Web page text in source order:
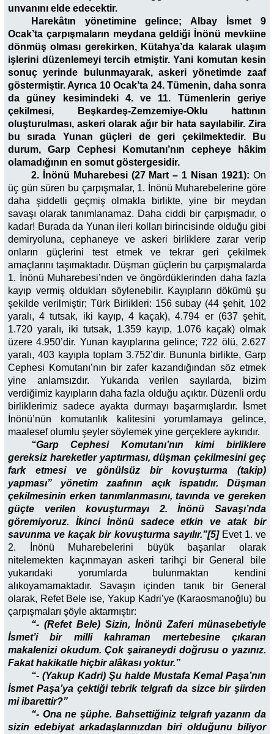
unvanını elde edecektir.
Harekâtın yönetimine gelince; Albay İsmet 9
Ocak’ta çarpışmaların meydana geldiği İnönü mevkiine
dönmüş olması gerekirken, Kütahya’da kalarak ulaşım
işlerini düzenlemeyi tercih etmiştir. Yani komutan kesin
sonuç yerinde bulunmayarak, askeri yönetimde zaaf
göstermiştir. Ayrıca 10 Ocak’ta 24. Tümenin, daha sonra
da güney kesimindeki 4. ve 11. Tümenlerin geriye
çekilmesi, Beşkardeş-Zemzemiye-Oklu hattının
oluşturulması, askeri olarak ağır bir hata sayılabilir. Zira
bu sırada Yunan güçleri de geri çekilmektedir. Bu
durum, Garp Cephesi Komutanı’nın cepheye hâkim
olamadığının en somut göstergesidir.
2. İnönü Muharebesi (27 Mart – 1 Nisan 1921): On
üç gün süren bu çarpışmalar, 1. İnönü Muharebelerine göre
daha şiddetli geçmiş olmakla birlikte, yine bir meydan
savaşı olarak tanımlanamaz. Daha ciddi bir çarpışmadır, o
kadar! Burada da Yunan ileri kolları birincisinde olduğu gibi
demiryoluna, cephaneye ve askeri birliklere zarar verip
onların güçlerini test etmek ve tekrar geri çekilmek
amaçlarını taşımaktadır. Düşman güçlerin bu çarpışmalarda
1. İnönü Muharebesi’nden ve öngördüklerinden daha fazla
kayıp vermiş oldukları söylenebilir. Kayıpların dökümü şu
şekilde verilmiştir; Türk Birlikleri: 156 subay (44 şehit, 102
yaralı, 4 tutsak, iki kayıp, 4 kaçak), 4.794 er (637 şehit,
1.720 yaralı, iki tutsak, 1.359 kayıp, 1.076 kaçak) olmak
üzere 4.950’dir. Yunan kayıplarına gelince; 722 ölü, 2.627
yaralı, 403 kayıpla toplam 3.752’dir. Bununla birlikte, Garp
Cephesi Komutanı’nın bir zafer kazandığından söz etmek
yine anlamsızdır. Yukarıda verilen sayılarda, bizim
verdiğimiz kayıpların daha fazla olduğu açıktır. Düzenli ordu
birliklerimiz sadece ayakta durmayı başarmışlardır. İsmet
İnönü’nün komutanlık kalitesini yorumlamaya gelince,
maalesef olumlu şeyler söylemek yine gerçeklere aykırıdır.
“Garp Cephesi Komutanı’nın kimi birliklere
gereksiz hareketler yaptırması, düşman çekilmesini geç
fark etmesi ve gönülsüz bir kovuşturma (takip)
yapması” yönetim zaafının açık ispatıdır. Düşman
çekilmesinin erken tanımlanmasını, tavında ve gereken
güçte verilen kovuşturmayı 2. İnönü Savaşı’nda
göremiyoruz. İkinci İnönü sadece etkin ve atak bir
savunma ve kaçak bir kovuşturma sayılır.”[5] Evet 1. ve
2. İnönü Muharebelerini büyük başarılar olarak
nitelemekten kaçınmayan askeri tarihçi bir General bile
yukarıdaki yorumlarda bulunmaktan kendini
alıkoyamamaktadır. Savaşın içinden tanık bir General
olarak, Refet Bele ise, Yakup Kadri’ye (Karaosmanoğlu) bu
çarpışmaları şöyle aktarmıştır:
“- (Refet Bele) Sizin, İnönü Zaferi münasebetiyle
İsmet’i bir milli kahraman mertebesine çıkaran
makalenizi okudum. Çok şairaneydi doğrusu o yazınız.
Fakat hakikatle hiçbir alâkası yoktur.”
“- (Yakup Kadri) Şu halde Mustafa Kemal Paşa’nın
İsmet Paşa’ya çektiği tebrik telgrafı da sizce bir şiirden
mi ibarettir?”
“- Ona ne şüphe. Bahsettiğiniz telgrafı yazanın da
sizin edebiyat arkadaşlarınızdan biri olduğunu biliyor